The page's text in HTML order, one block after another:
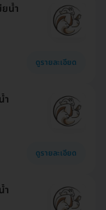
น้ำ
ดูรายละเอียด
ำ
ดูรายละเอียด
ำ